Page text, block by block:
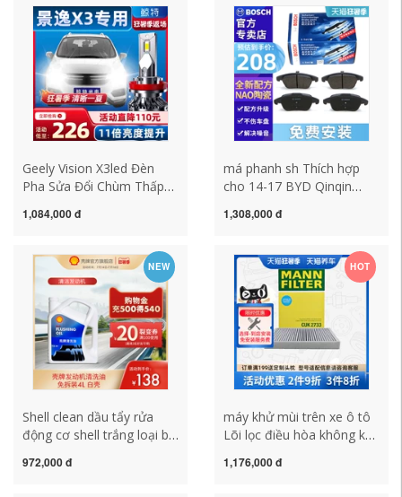
BS máy lọc khử mùi ô tô
máy lọc không khí sharp
cho xe ô tô
20w50 dành cho xe nào
giá dầu nhớt xe máy
Geely Vision X3led Đèn
Pha Sửa Đổi Chùm Thấp
Kính Đặc Biệt Trước Ô Tô
bi xenon gtr đèn xe hơi
1,084,000 đ
má phanh sh Thích hợp
cho 14-17 BYD Qinqin
phanh trước và phụ kiện
phanh xe wave má phanh
1,308,000 đ
NEW
Shell clean dầu tẩy rửa
động cơ shell trắng loại bỏ
mà không cần tháo lắp Vỏ
972,000 đ
HOT
máy khử mùi trên xe ô tô
Lõi lọc điều hòa không khí
CUK2733 phù hợp với
1,176,000 đ